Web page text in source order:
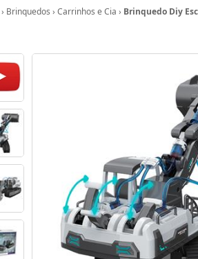
› Brinquedos › Carrinhos e Cia › Brinquedo Diy